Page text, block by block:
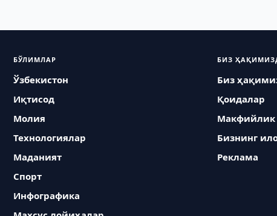
БЎЛИМЛАР
Ўзбекистон
Иқтисод
Молия
Технологиялар
Маданият
Спорт
Инфографика
БИЗ
Биз
Қоидалар
Макфийлик
Бизнинг
Реклама